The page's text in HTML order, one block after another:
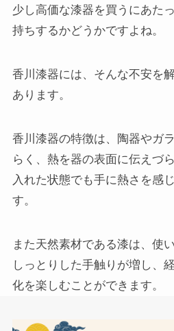
少し高価な漆器を買うにあた
持ちするかどうかですよね。
香川漆器には、そんな不安を
あります。
香川漆器の特徴は、陶器やガ
らく、熱を器の表面に伝えづ
入れた状態でも手に熱さを感
す。
また天然素材である漆は、使
しっとりした手触りが増し、
化を楽しむことができます。